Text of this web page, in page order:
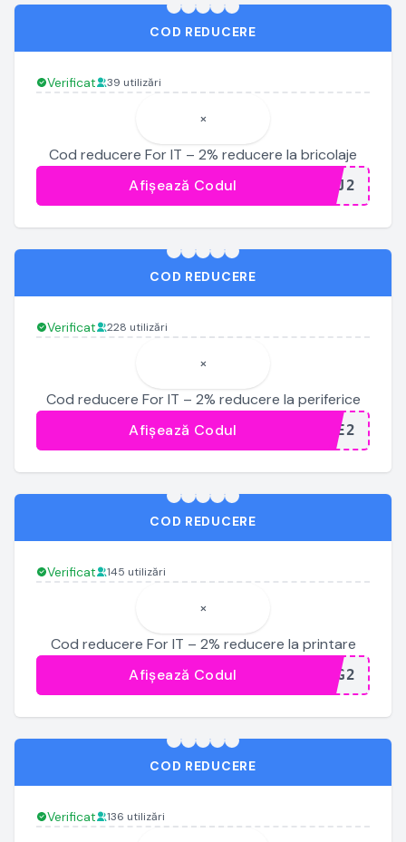
COD REDUCERE
Verificat 39 utilizări
×
Cod reducere For IT – 2% reducere la bricolaje
...AJ2
Afișează Codul
COD REDUCERE
Verificat 228 utilizări
×
Cod reducere For IT – 2% reducere la periferice
...CE2
Afișează Codul
COD REDUCERE
Verificat 145 utilizări
×
Cod reducere For IT – 2% reducere la printare
...NG2
Afișează Codul
COD REDUCERE
Verificat 136 utilizări